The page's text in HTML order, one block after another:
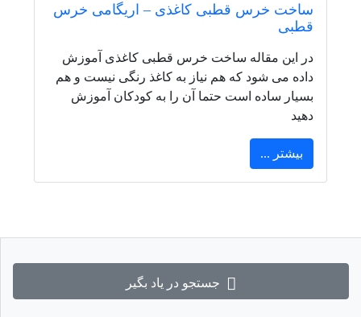
جستجو در یاد بگیر
ساخت خرس قطبی کاغذی – اریگامی خرس
قطبی
در این مقاله ساخت خرس قطبی کاغذی آموزش
داده می شود که هم نیاز به کاغذ رنگی نیست و هم
بسیار ساده است حتما آن را به کودکان آموزش
دهید
بیشتر ...